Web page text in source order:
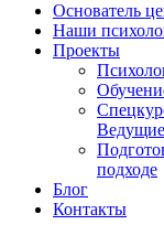
Основатель
Наши
Проекты
подходе
Блог
Контакты